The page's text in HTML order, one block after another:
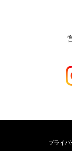
プライバ